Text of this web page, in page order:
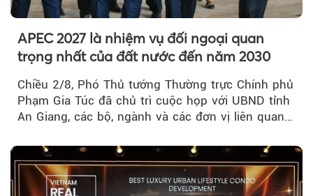
APEC 2027 là nhiệm vụ đối ngoại quan
trọng nhất của đất nước đến năm 2030
Chiều 2/8, Phó Thủ tướng Thường trực Chính phủ
Phạm Gia Túc đã chủ trì cuộc họp với UBND tỉnh
An Giang, các bộ, ngành và các đơn vị liên quan